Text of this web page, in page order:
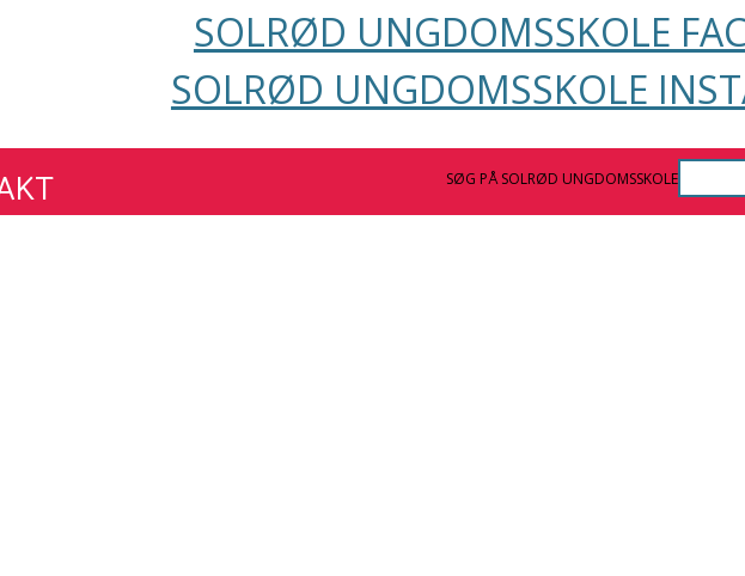
SOLRØD UNGDOMSSKOLE
SOLRØD UNGDOMSSKOLE
SØG PÅ SOLRØD UNGDOMSSKOLE